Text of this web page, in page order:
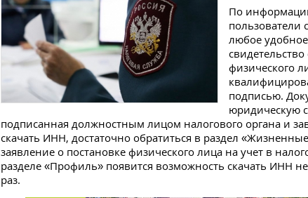
По
пользователи
любое
физического
подписью.
юридическую
подписанная должностным лицом налогового органа и
скачать ИНН, достаточно обратиться в раздел
заявление о постановке физического лица на учет в
разделе «Профиль» появится возможность скачать ИНН
раз.